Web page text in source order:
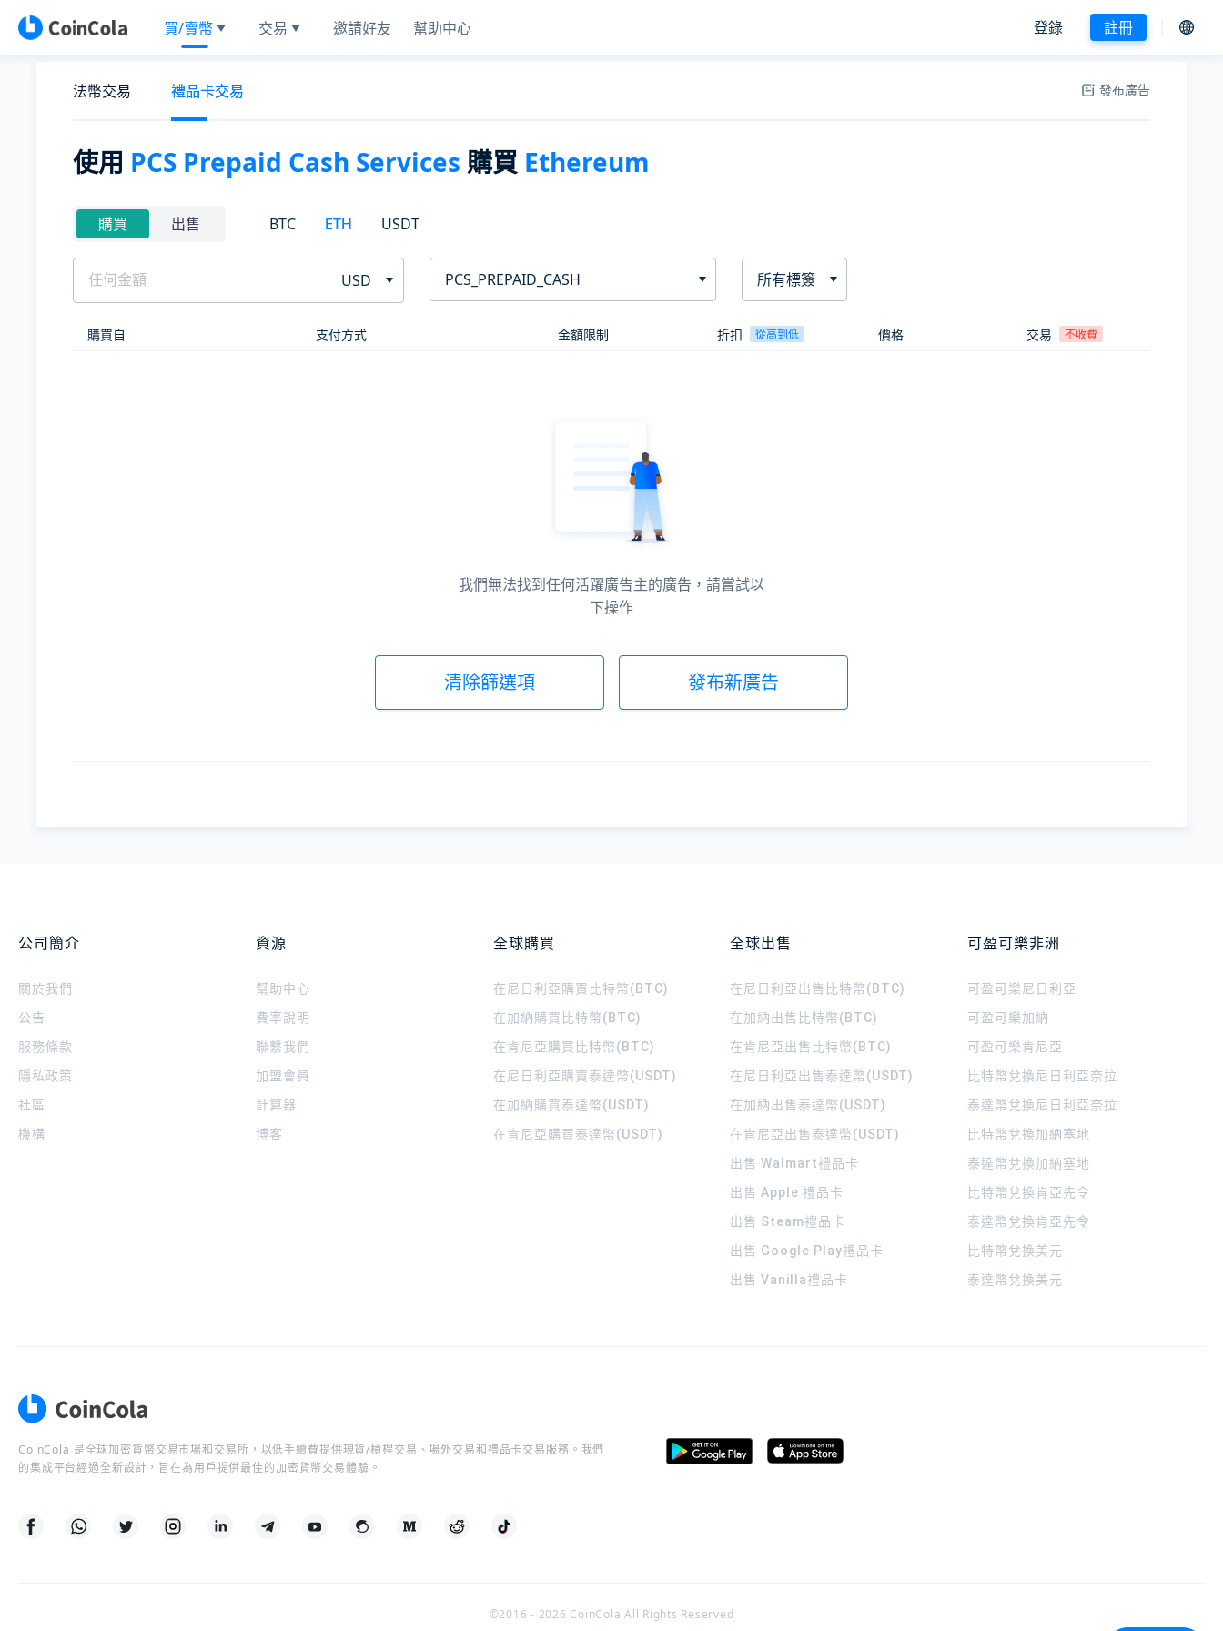
買/賣幣 交易 邀請好友 幫助中心 登錄 註冊
法幣交易 禮品卡交易 發布廣告
使用 PCS Prepaid Cash Services 購買 Ethereum
購買 出售 BTC ETH USDT
USD PCS_PREPAID_CASH 所有標簽
購買自 支付方式 金額限制 折扣 從高到低 價格 交易 不收費
我們無法找到任何活躍廣告主的廣告，請嘗試以
下操作
清除篩選項 發布新廣告
公司簡介
關於我們
公告
服務條款
隱私政策
社區
機構
資源
幫助中心
費率說明
聯繫我們
加盟會員
計算器
博客
全球購買
在尼日利亞購買比特幣(BTC)
在加納購買比特幣(BTC)
在肯尼亞購買比特幣(BTC)
在尼日利亞購買泰達幣(USDT)
在加納購買泰達幣(USDT)
在肯尼亞購買泰達幣(USDT)
全球出售
在尼日利亞出售比特幣(BTC)
在加納出售比特幣(BTC)
在肯尼亞出售比特幣(BTC)
在尼日利亞出售泰達幣(USDT)
在加納出售泰達幣(USDT)
在肯尼亞出售泰達幣(USDT)
出售 Walmart禮品卡
出售 Apple 禮品卡
出售 Steam禮品卡
出售 Google Play禮品卡
出售 Vanilla禮品卡
可盈可樂非洲
可盈可樂 尼日利亞
可盈可樂加納
可盈可樂肯尼亞
比特幣兌換尼日利亞奈拉
泰達幣兌換尼日利亞奈拉
比特幣兌換加納塞地
泰達幣兌換加納塞地
比特幣兌換肯亞先令
泰達幣兌換肯亞先令
比特幣兌換美元
泰達幣兌換美元
CoinCola 是全球加密貨幣交易市場和交易所，以低手續費提供現貨/槓桿交易、場外交易和禮品卡交易服務。我們
的集成平台經過全新設計，旨在為用戶提供最佳的加密貨幣交易體驗。
©2016 - 2026 CoinCola All Rights Reserved